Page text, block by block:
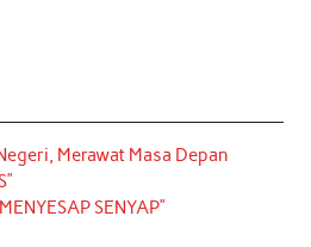
Merawat Masa Depan
SENYAP”